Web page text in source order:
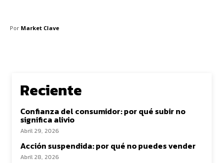
Por Market Clave
Reciente
Confianza del consumidor: por qué subir no
significa alivio
Abril 29, 2026
Acción suspendida: por qué no puedes vender
Abril 28, 2026